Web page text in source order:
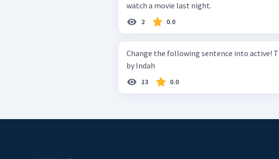
watch a movie last night.
2 0.0
Change the following sentence into active! The mountain is climbed
by Indah
13 0.0